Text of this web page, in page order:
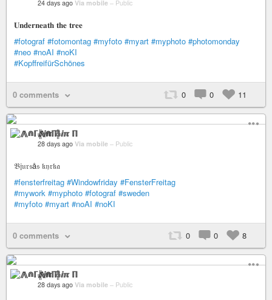
24 days ago Via mobile – Public
𝐔𝐧𝐝𝐞𝐫𝐧𝐞𝐚𝐭𝐡 𝐭𝐡𝐞 𝐭𝐫𝐞𝐞
#fotograf #fotomontag #myfoto #myart #myphoto #photomonday
#neo #noAI #noKI
#KopffreifürSchönes
0 comments 0 0 11
⨇⋒ℾ╬ⅈℼ ℿ
28 days ago Via mobile – Public
𝔅𝔧𝔲𝔯𝔰å𝔰 𝔨𝔶𝔯𝔨𝔞
#fensterfreitag #Windowfriday #FensterFreitag
#mywork #myphoto #fotograf #sweden
#myfoto #myart #noAI #noKI
0 comments 0 0 8
⨇⋒ℾ╬ⅈℼ ℿ
28 days ago Via mobile – Public